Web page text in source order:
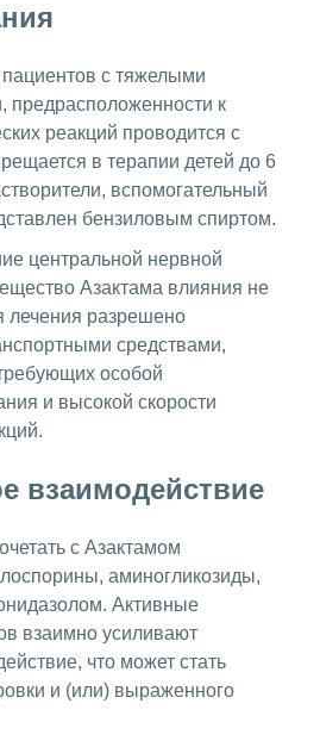
с тяжелыми
предрасположенности к
реакций проводится с
в терапии детей до 6
вспомогательный
бензиловым спиртом.
центральной нервной
Азактама влияния не
лечения разрешено
средствами,
особой
и высокой скорости
взаимодействие
с Азактамом
аминогликозиды,
Активные
взаимно усиливают
что может стать
и (или) выраженного